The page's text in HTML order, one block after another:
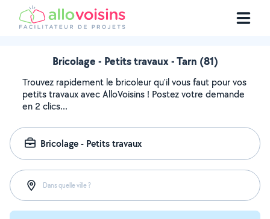
Bricolage - Petits travaux - Tarn (81)
Trouvez rapidement le bricoleur qu'il vous faut pour vos
petits travaux avec AlloVoisins ! Postez votre demande
en 2 clics...
Bricolage - Petits travaux
Dans quelle ville ?